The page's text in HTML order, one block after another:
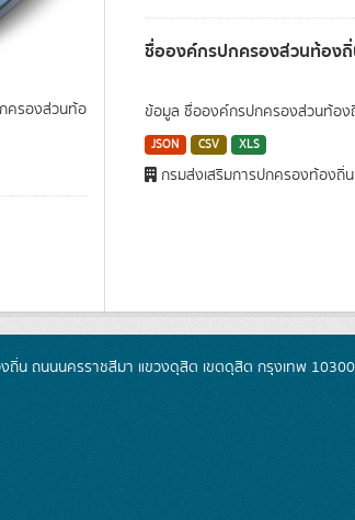
ครองส่วนท้อ
ชื่อองค์กรปกครองส่วนท้อง
ข้อมูล ชื่อองค์กรปกครองส่วนท้อง
JSON CSV XLS
กรมส่งเสริมการปกครองท้องถิ่น
ถิ่น ถนนนครราชสีมา แขวงดุสิต เขตดุสิต กรุงเทพ 10300